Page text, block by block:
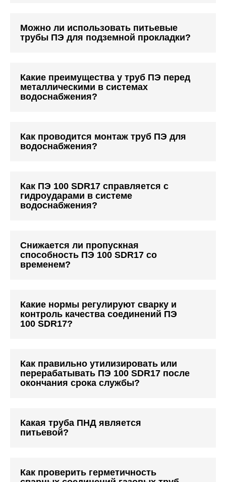
Можно ли использовать питьевые
трубы ПЭ для подземной прокладки?
Какие преимущества у труб ПЭ перед
металлическими в системах
водоснабжения?
Как проводится монтаж труб ПЭ для
водоснабжения?
Как ПЭ 100 SDR17 справляется с
гидроударами в системе
водоснабжения?
Снижается ли пропускная
способность ПЭ 100 SDR17 со
временем?
Какие нормы регулируют сварку и
контроль качества соединений ПЭ
100 SDR17?
Как правильно утилизировать или
перерабатывать ПЭ 100 SDR17 после
окончания срока службы?
Какая труба ПНД является
питьевой?
Как проверить герметичность